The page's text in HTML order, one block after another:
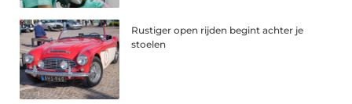
Rustiger open rijden begint achter je
stoelen